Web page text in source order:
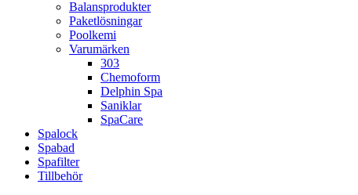
Balansprodukter
Paketlösningar
Poolkemi
Varumärken
303
Chemoform
Delphin Spa
Saniklar
SpaCare
Spalock
Spabad
Spafilter
Tillbehör